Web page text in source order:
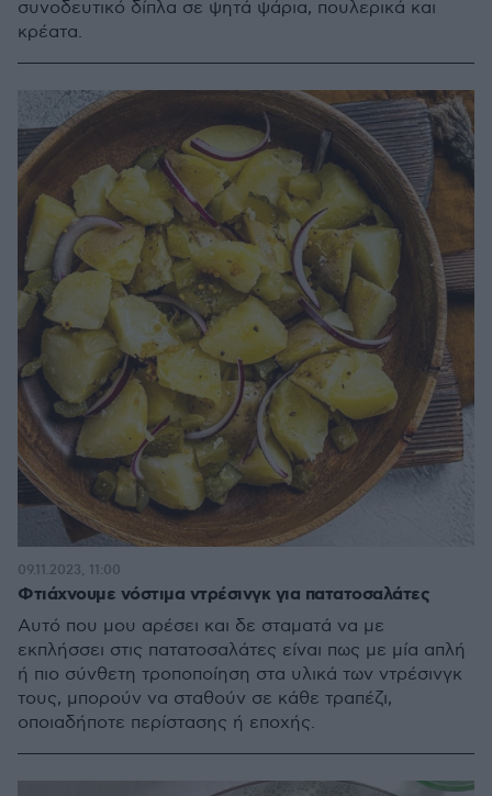
συνοδευτικό δίπλα σε ψητά ψάρια, πουλερικά και
κρέατα.
Φτιάχνουμε νόστιμα ντρέσινγκ για πατατοσαλάτες
Αυτό που μου αρέσει και δε σταματά να με
εκπλήσσει στις πατατοσαλάτες είναι πως με μία απλή
ή πιο σύνθετη τροποποίηση στα υλικά των ντρέσινγκ
τους, μπορούν να σταθούν σε κάθε τραπέζι,
οποιαδήποτε περίστασης ή εποχής.
09.11.2023, 11:00